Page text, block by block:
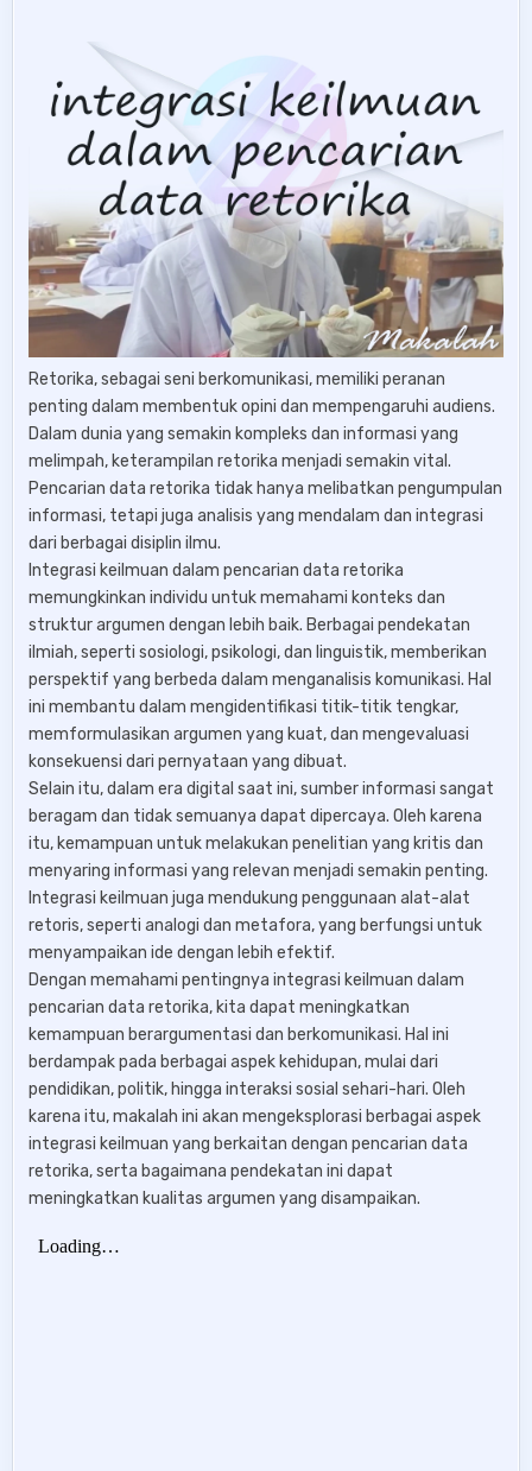
Retorika, sebagai seni berkomunikasi, memiliki peranan
penting dalam membentuk opini dan mempengaruhi audiens.
Dalam dunia yang semakin kompleks dan informasi yang
melimpah, keterampilan retorika menjadi semakin vital.
Pencarian data retorika tidak hanya melibatkan pengumpulan
informasi, tetapi juga analisis yang mendalam dan integrasi
dari berbagai disiplin ilmu.
Integrasi keilmuan dalam pencarian data retorika
memungkinkan individu untuk memahami konteks dan
struktur argumen dengan lebih baik. Berbagai pendekatan
ilmiah, seperti sosiologi, psikologi, dan linguistik, memberikan
perspektif yang berbeda dalam menganalisis komunikasi. Hal
ini membantu dalam mengidentifikasi titik-titik tengkar,
memformulasikan argumen yang kuat, dan mengevaluasi
konsekuensi dari pernyataan yang dibuat.
Selain itu, dalam era digital saat ini, sumber informasi sangat
beragam dan tidak semuanya dapat dipercaya. Oleh karena
itu, kemampuan untuk melakukan penelitian yang kritis dan
menyaring informasi yang relevan menjadi semakin penting.
Integrasi keilmuan juga mendukung penggunaan alat-alat
retoris, seperti analogi dan metafora, yang berfungsi untuk
menyampaikan ide dengan lebih efektif.
Dengan memahami pentingnya integrasi keilmuan dalam
pencarian data retorika, kita dapat meningkatkan
kemampuan berargumentasi dan berkomunikasi. Hal ini
berdampak pada berbagai aspek kehidupan, mulai dari
pendidikan, politik, hingga interaksi sosial sehari-hari. Oleh
karena itu, makalah ini akan mengeksplorasi berbagai aspek
integrasi keilmuan yang berkaitan dengan pencarian data
retorika, serta bagaimana pendekatan ini dapat
meningkatkan kualitas argumen yang disampaikan.